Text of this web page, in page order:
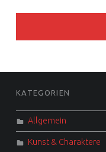
SIDEBAR
FOOTER SIDEBAR
KATEGORIEN
Allgemein
Kunst & Charaktere